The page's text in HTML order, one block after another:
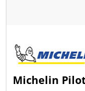
Michelin